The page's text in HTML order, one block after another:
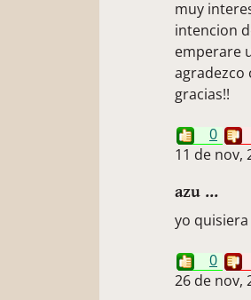
muy
intencion
emperare
agradezco
gracias!!
0
11 de nov,
azu ...
yo
0
26 de nov,